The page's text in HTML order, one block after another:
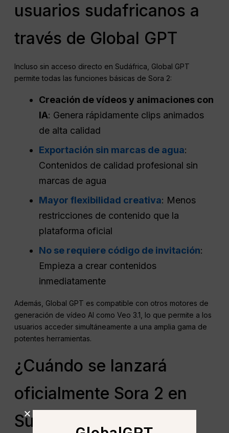
usuarios sudafricanos a
través de Global GPT
Incluso sin acceso directo en Sudáfrica, Global GPT
permite todas las funciones básicas de Sora 2:
Creación de vídeos y animaciones con
IA: Genera rápidamente clips animados
de alta calidad
Exportación sin marcas de agua:
Contenidos de calidad profesional sin
marcas de agua
Mayor flexibilidad creativa: Menos
restricciones de contenido que la
plataforma oficial
No se requiere código de invitación:
Empieza a crear contenidos
inmediatamente
Además, Global GPT es compatible con otros motores de
generación de vídeo AI como Veo 3.1, lo que permite a los
usuarios acceder simultáneamente a una amplia gama de
potentes herramientas.
¿Cuándo se lanzará
oficialmente Sora 2 en
Sudáfrica?